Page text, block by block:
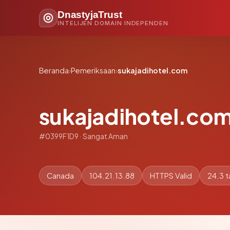
DnastyjaTrust
INTELIJEN DOMAIN INDEPENDEN
Beranda›Pemeriksaan›sukajadihotel.com
#0399F1D9 · Sangat Aman
Canada 104.21.13.88 HTTPS Valid 24.3